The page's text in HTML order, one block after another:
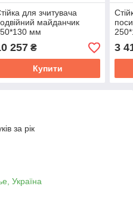
для зчитувача
майданчик
мм
257₴
Купити
3
за рік
Україна